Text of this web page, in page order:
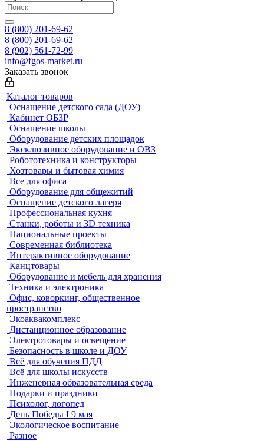
8 (800) 201-69-62
8 (800) 201-69-62
8 (902) 561-72-99
info@fgos-market.ru
Заказать звонок
Каталог товаров
Оснащение детского сада (ДОУ)
Кабинет ОБЗР
Оснащение школы
Оборудование детских площадок
Эксклюзивное оборудование и ОВЗ
Робототехника и конструкторы
Хозтовары и бытовая химия
Все для офиса
Оборудование для общежитий
Оснащение детского лагеря
Профессиональная кухня
Станки, роботы и 3D техника
Национальные проекты
Современная библиотека
Интерактивное оборудование
Канцтовары
Оборудование и мебель для хранения
Техника и электроника
Офис, коворкинг, общественное
пространство
Экоаквакомплекс
Дистанционное образование
Электротовары и освещение
Безопасность в школе и ДОУ
Всё для обучения ПДД
Всё для школы искусств
Инженерная образовательная среда
Подарки и праздники
Психолог, логопед
День Победы I 9 мая
Экологическое воспитание
Разное